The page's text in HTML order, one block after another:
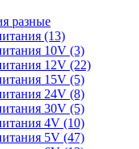
разные
(13)
10V (3)
12V (22)
15V (5)
24V (8)
30V (5)
4V (10)
5V (47)